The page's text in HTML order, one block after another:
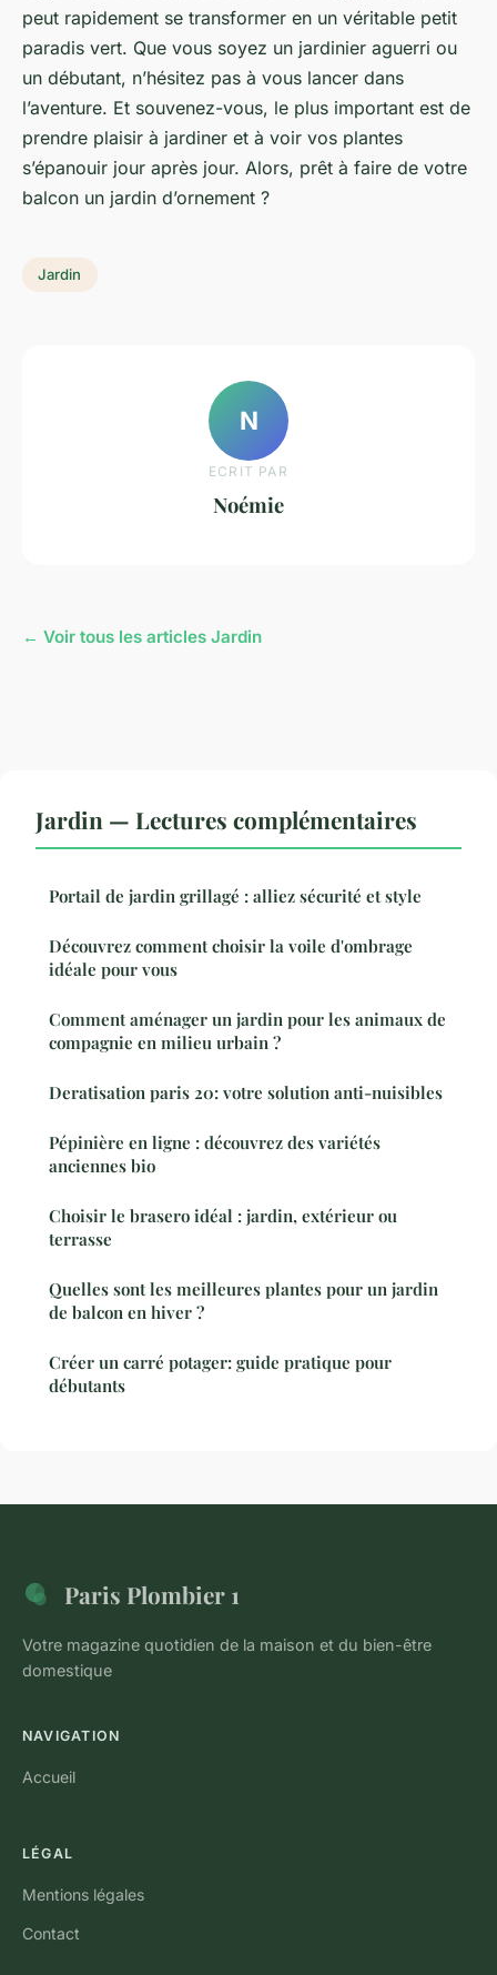
peut rapidement se transformer en un véritable petit
paradis vert. Que vous soyez un jardinier aguerri ou
un débutant, n’hésitez pas à vous lancer dans
l’aventure. Et souvenez-vous, le plus important est de
prendre plaisir à jardiner et à voir vos plantes
s’épanouir jour après jour. Alors, prêt à faire de votre
balcon un jardin d’ornement ?
Jardin
N
ECRIT PAR
Noémie
← Voir tous les articles Jardin
Jardin — Lectures complémentaires
Portail de jardin grillagé : alliez sécurité et style
Découvrez comment choisir la voile d'ombrage
idéale pour vous
Comment aménager un jardin pour les animaux de
compagnie en milieu urbain ?
Deratisation paris 20: votre solution anti-nuisibles
Pépinière en ligne : découvrez des variétés
anciennes bio
Choisir le brasero idéal : jardin, extérieur ou
terrasse
Quelles sont les meilleures plantes pour un jardin
de balcon en hiver ?
Créer un carré potager: guide pratique pour
débutants
Paris Plombier 1
Votre magazine quotidien de la maison et du bien-être
domestique
NAVIGATION
Accueil
LÉGAL
Mentions légales
Contact